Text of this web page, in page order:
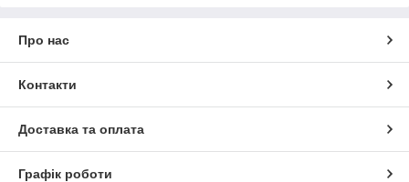
Про нас
Контакти
Доставка та оплата
Графік роботи